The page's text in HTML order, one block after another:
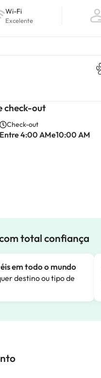
Wi-Fi
Excelente
check-out
Check-out
Entre 4:00 AMe10:00 AM
total confiança
em todo o mundo
destino ou tipo de